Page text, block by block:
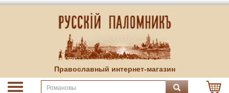
Православный интернет-магазин